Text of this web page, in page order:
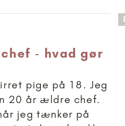
- hvad gør
pige på 18. Jeg
20 år ældre chef.
jeg tænker på